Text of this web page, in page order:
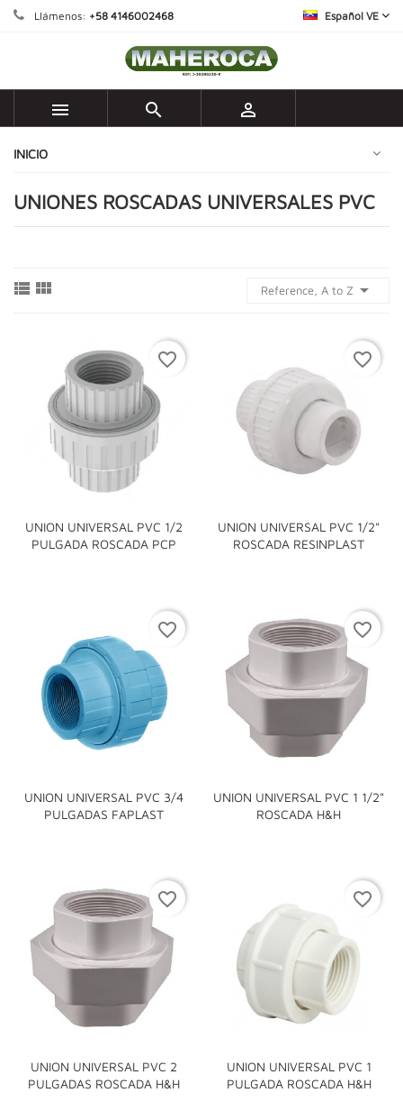
Llámenos: +58 4146002468 Español VE
  
INICIO
UNIONES ROSCADAS UNIVERSALES PVC
  Reference, A to Z 
UNION UNIVERSAL PVC 1/2
PULGADA ROSCADA PCP
favorite_border
UNION UNIVERSAL PVC 1/2"
ROSCADA RESINPLAST
favorite_border
UNION UNIVERSAL PVC 3/4
PULGADAS FAPLAST
favorite_border
UNION UNIVERSAL PVC 1 1/2"
ROSCADA H&H
favorite_border
UNION UNIVERSAL PVC 2
PULGADAS ROSCADA H&H
favorite_border
UNION UNIVERSAL PVC 1
PULGADA ROSCADA H&H
favorite_border